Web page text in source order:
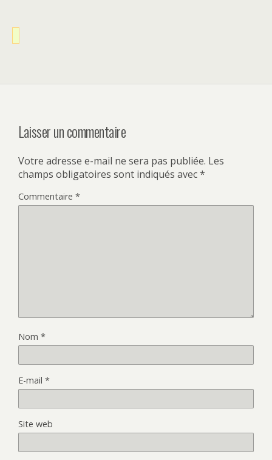
Laisser un commentaire
Votre adresse e-mail ne sera pas publiée. Les
champs obligatoires sont indiqués avec*
Commentaire *
Nom *
E-mail *
Site web